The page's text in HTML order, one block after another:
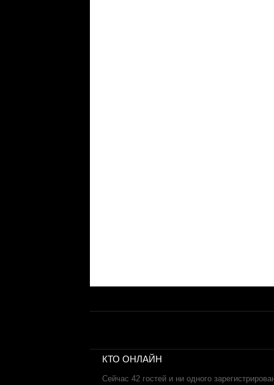
КТО ОНЛАЙН
Сейчас 42 гостей и ни одного